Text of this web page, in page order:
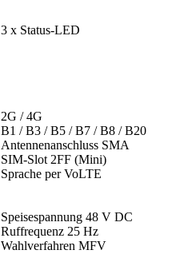
3 x Status-LED
2G / 4G
B1 / B3 / B5 / B7 / B8 / B20
Antennenanschluss SMA
SIM-Slot 2FF (Mini)
Sprache per VoLTE
Speisespannung 48 V DC
Ruffrequenz 25 Hz
Wahlverfahren MFV